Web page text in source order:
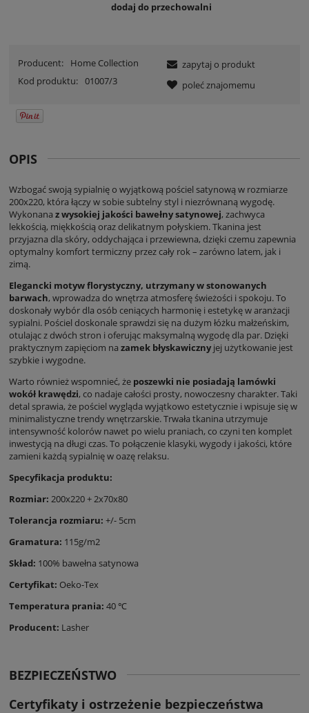
dodaj do przechowalni
Producent:
Home Collection
Kod produktu: 01007/3
zapytaj o produkt
poleć znajomemu
OPIS
Wzbogać swoją sypialnię o wyjątkową pościel satynową w rozmiarze
200x220, która łączy w sobie subtelny styl i niezrównaną wygodę.
Wykonana z wysokiej jakości bawełny satynowej, zachwyca
lekkością, miękkością oraz delikatnym połyskiem. Tkanina jest
przyjazna dla skóry, oddychająca i przewiewna, dzięki czemu zapewnia
optymalny komfort termiczny przez cały rok – zarówno latem, jak i
zimą.
Elegancki motyw florystyczny, utrzymany w stonowanych
barwach, wprowadza do wnętrza atmosferę świeżości i spokoju. To
doskonały wybór dla osób ceniących harmonię i estetykę w aranżacji
sypialni. Pościel doskonale sprawdzi się na dużym łóżku małżeńskim,
otulając z dwóch stron i oferując maksymalną wygodę dla par. Dzięki
praktycznym zapięciom na zamek błyskawiczny jej użytkowanie jest
szybkie i wygodne.
Warto również wspomnieć, że poszewki nie posiadają lamówki
wokół krawędzi, co nadaje całości prosty, nowoczesny charakter. Taki
detal sprawia, że pościel wygląda wyjątkowo estetycznie i wpisuje się w
minimalistyczne trendy wnętrzarskie. Trwała tkanina utrzymuje
intensywność kolorów nawet po wielu praniach, co czyni ten komplet
inwestycją na długi czas. To połączenie klasyki, wygody i jakości, które
zamieni każdą sypialnię w oazę relaksu.
Specyfikacja produktu:
Rozmiar: 200x220 + 2x70x80
Tolerancja rozmiaru: +/- 5cm
Gramatura: 115g/m2
Skład: 100% bawełna satynowa
Certyfikat: Oeko-Tex
Temperatura prania: 40 ℃
Producent: Lasher
BEZPIECZEŃSTWO
Certyfikaty i ostrzeżenie bezpieczeństwa